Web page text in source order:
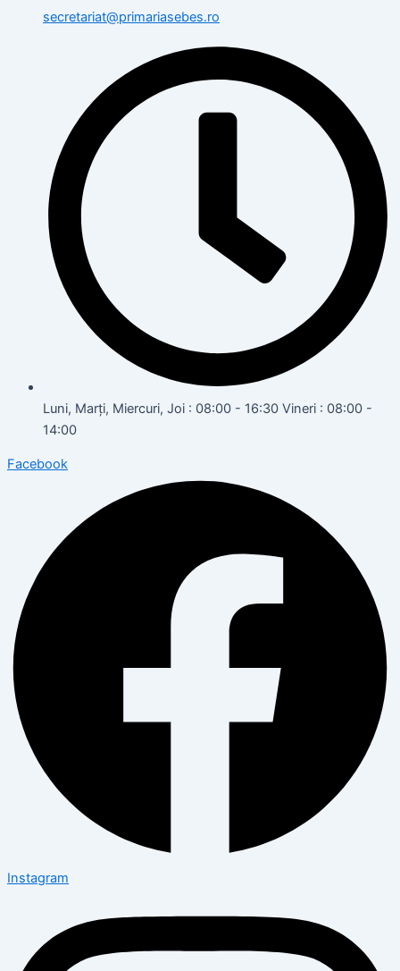
secretariat@primariasebes.ro
Luni, Marți, Miercuri, Joi : 08:00 - 16:30 Vineri : 08:00 -
14:00
Facebook
Instagram